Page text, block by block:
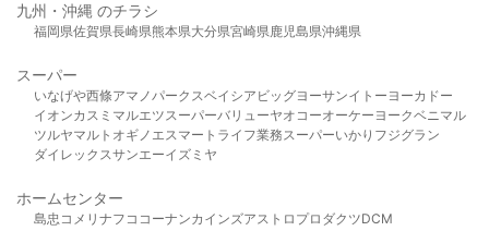
九州・沖縄 のチラシ
福岡県佐賀県長崎県熊本県大分県宮崎県鹿児島県沖縄県
スーパー
いなげや西條アマノパークスベイシア ビッグヨーサンイトーヨーカドー
イオンカスミ マルエツスーパーバリューヤオコーオーケー ヨークベニマル
ツルヤマルト オギノ エスマート ライフ業務スーパーいかり フジグラン
ダイレックスサンエーイズミヤ
ホームセンター
島忠 コメリ ナフコ コーナンカインズアストロプロダクツDCM